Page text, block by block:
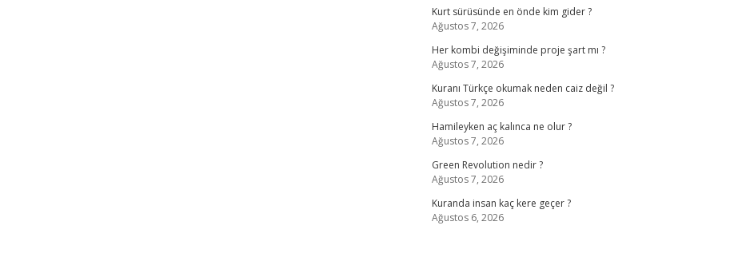
Kurt sürüsünde en önde kim gider ?
Ağustos 7, 2026
Her kombi değişiminde proje şart mı ?
Ağustos 7, 2026
Kuranı Türkçe okumak neden caiz değil ?
Ağustos 7, 2026
Hamileyken aç kalınca ne olur ?
Ağustos 7, 2026
Green Revolution nedir ?
Ağustos 7, 2026
Kuranda insan kaç kere geçer ?
Ağustos 6, 2026